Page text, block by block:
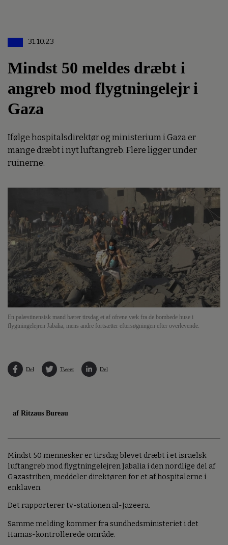
31.10.23
Mindst 50 meldes dræbt i
angreb mod flygtningelejr i
Gaza
Ifølge hospitalsdirektør og ministerium i Gaza er
mange dræbt i nyt luftangreb. Flere ligger under
ruinerne.
En palæstinensisk mand bærer tirsdag et af ofrene væk fra de bombede huse i
flygtningelejren Jabalia, mens andre fortsætter eftersøgningen efter overlevende.
Del Tweet Del
af Ritzaus Bureau
Mindst 50 mennesker er tirsdag blevet dræbt i et israelsk
luftangreb mod flygtningelejren Jabalia i den nordlige del af
Gazastriben, meddeler direktøren for et af hospitalerne i
enklaven.
Det rapporterer tv-stationen al-Jazeera.
Samme melding kommer fra sundhedsministeriet i det
Hamas-kontrollerede område.